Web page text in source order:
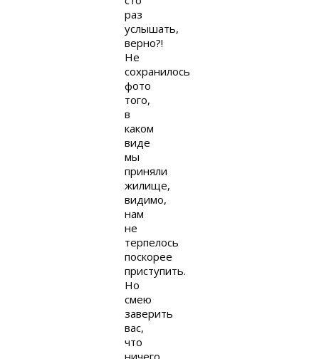
раз
услышать,
верно?!
Не
сохранилось
фото
того,
в
каком
виде
мы
приняли
жилище,
видимо,
нам
не
терпелось
поскорее
приступить.
Но
смею
заверить
вас,
что